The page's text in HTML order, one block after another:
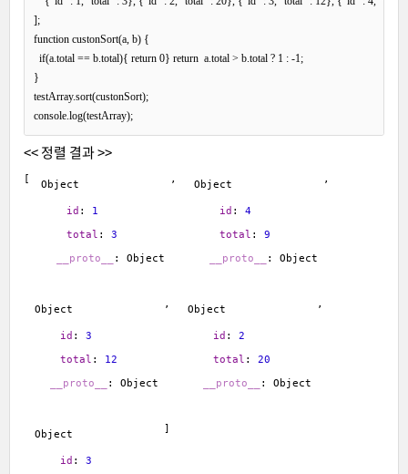
];
function custonSort(a, b) {
  if(a.total == b.total){ return 0} return  a.total > b.total ? 1 : -1;
}
testArray.sort(custonSort);
<< 정렬 결과 >>
Object
id : 1
total : 3
__proto__
: Object
, Object
id : 4
total : 9
__proto__
: Object
,
Object
id : 3
total : 12
__proto__
: Object
, Object
id : 2
total : 20
__proto__
: Object
,
Object
id : 3